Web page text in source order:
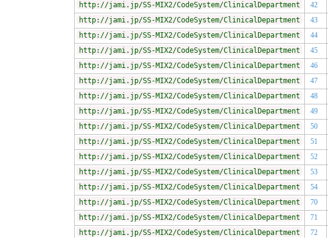
http://jami.jp/SS-MIX2/CodeSystem/ClinicalDepartment
42
http://jami.jp/SS-MIX2/CodeSystem/ClinicalDepartment
43
http://jami.jp/SS-MIX2/CodeSystem/ClinicalDepartment
44
http://jami.jp/SS-MIX2/CodeSystem/ClinicalDepartment
45
http://jami.jp/SS-MIX2/CodeSystem/ClinicalDepartment
46
http://jami.jp/SS-MIX2/CodeSystem/ClinicalDepartment
47
http://jami.jp/SS-MIX2/CodeSystem/ClinicalDepartment
48
http://jami.jp/SS-MIX2/CodeSystem/ClinicalDepartment
49
http://jami.jp/SS-MIX2/CodeSystem/ClinicalDepartment
50
http://jami.jp/SS-MIX2/CodeSystem/ClinicalDepartment
51
http://jami.jp/SS-MIX2/CodeSystem/ClinicalDepartment
52
http://jami.jp/SS-MIX2/CodeSystem/ClinicalDepartment
53
http://jami.jp/SS-MIX2/CodeSystem/ClinicalDepartment
54
http://jami.jp/SS-MIX2/CodeSystem/ClinicalDepartment
70
http://jami.jp/SS-MIX2/CodeSystem/ClinicalDepartment
71
http://jami.jp/SS-MIX2/CodeSystem/ClinicalDepartment
72